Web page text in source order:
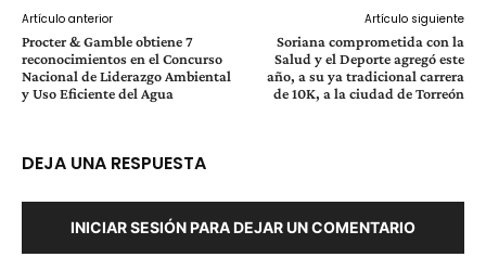
Artículo anterior
Procter & Gamble obtiene 7
reconocimientos en el Concurso
Nacional de Liderazgo Ambiental
y Uso Eficiente del Agua
Artículo siguiente
Soriana comprometida con la
Salud y el Deporte agregó este
año, a su ya tradicional carrera
de 10K, a la ciudad de Torreón
DEJA UNA RESPUESTA
INICIAR SESIÓN PARA DEJAR UN COMENTARIO